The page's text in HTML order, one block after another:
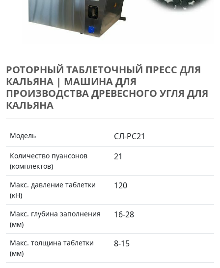
РОТОРНЫЙ ТАБЛЕТОЧНЫЙ ПРЕСС ДЛЯ
КАЛЬЯНА | МАШИНА ДЛЯ
ПРОИЗВОДСТВА ДРЕВЕСНОГО УГЛЯ ДЛЯ
КАЛЬЯНА
Модель СЛ-РС21
Количество пуансонов
(комплектов)
21
Макс. давление таблетки
(кН)
120
Макс. глубина заполнения
(мм)
16-28
Макс. толщина таблетки
(мм)
8-15